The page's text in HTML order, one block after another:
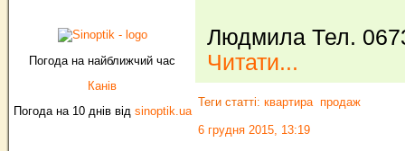
Погода на найближчий час
Канів
Погода на 10 днів від sinoptik.ua
Людмила Тел.
Читати...
Теги статті: квартира продаж
6 грудня 2015, 13:19